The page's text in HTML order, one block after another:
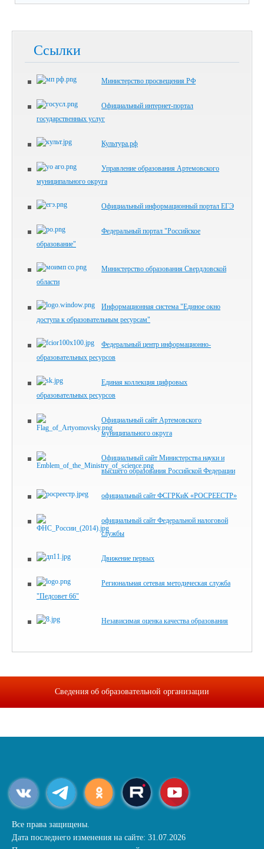
Ссылки
Министерство просвещения РФ
Официальный интернет-портал
государственных услуг
Культура.рф
Управление образования Артемовского
муниципального округа
Официальный информационный портал ЕГЭ
Федеральный портал "Российское
образование"
Министерство образования Свердловской
области
Информационная система "Единое окно
доступа к образовательным ресурсам"
Федеральный центр информационно-
образовательных ресурсов
Единая коллекция цифровых
образовательных ресурсов
Официальный сайт Артемовского
муниципального округа
Официальный сайт Министерства науки и
высшего образования Российской Федерации
официальный сайт ФСГРКиК «РОСРЕЕСТР»
официальный сайт Федеральной налоговой
службы
Движение первых
Региональная сетевая методическая служба
"Педсовет 66"
Независимая оценка качества образования
Сведения об образовательной организации
Все права защищены.
Дата последнего изменения на сайте: 31.07.2026